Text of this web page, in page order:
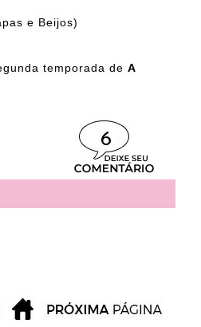
e Beijos)
temporada de A
6